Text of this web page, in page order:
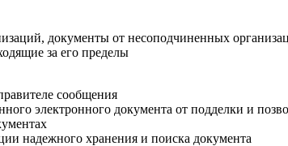
документы от несоподчиненных
за его пределы
сообщения
электронного документа от подделки и
надежного хранения и поиска документа